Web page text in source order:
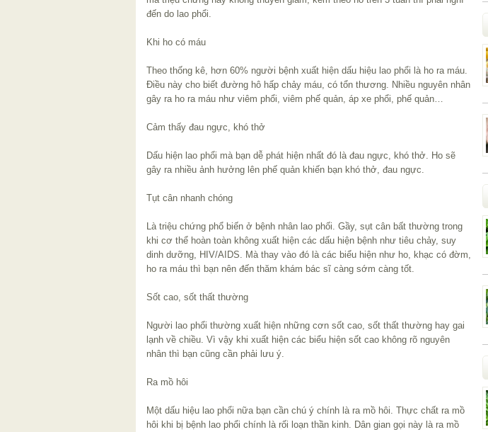
đến do lao phổi.
Khi ho có máu
Theo thống kê, hơn 60% người bệnh xuất hiện dấu hiệu lao phổi là ho ra máu.
Điều này cho biết đường hô hấp chảy máu, có tổn thương. Nhiều nguyên nhân
gây ra ho ra máu như viêm phổi, viêm phế quản, áp xe phổi, phế quản…
Cảm thấy đau ngực, khó thở
Dấu hiện lao phổi mà bạn dễ phát hiện nhất đó là đau ngực, khó thở. Ho sẽ
gây ra nhiều ảnh hưởng lên phế quản khiến bạn khó thở, đau ngực.
Tụt cân nhanh chóng
Là triệu chứng phổ biến ở bệnh nhân lao phối. Gầy, sụt cân bất thường trong
khi cơ thể hoàn toàn không xuất hiện các dấu hiện bệnh như tiêu chảy, suy
dinh dưỡng, HIV/AIDS. Mà thay vào đó là các biểu hiện như ho, khạc có đờm,
ho ra máu thì bạn nên đến thăm khám bác sĩ càng sớm càng tốt.
Sốt cao, sốt thất thường
Người lao phổi thường xuất hiện những cơn sốt cao, sốt thất thường hay gai
lạnh về chiều. Vì vậy khi xuất hiện các biểu hiện sốt cao không rõ nguyên
nhân thì bạn cũng cần phải lưu ý.
Ra mồ hôi
Một dấu hiệu lao phổi nữa bạn cần chú ý chính là ra mồ hôi. Thực chất ra mồ
hôi khi bị bệnh lao phổi chính là rối loạn thần kinh. Dân gian gọi này là ra mồ